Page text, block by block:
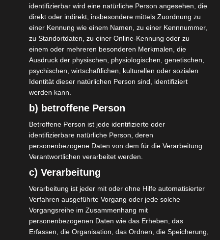
Rentenversicherung (DRV) und gesetzlichen
Unfallversicherung (GUV) als
Grundvoraussetzung vor. Wenn man dann
noch die vier Kriterien kumulativ erfüllt, ist
man unzweifelhaft selbständig. Bestehende
Selbständige können in das „neue System“
wechseln.
Klingt erstmal gut und einfach, aber der
Teufel liegt wie immer im Detail.
Die Kriterien sollen lauten:
1. die Vertragsparteien bei Vertragsschluss
übereinstimmend von einer selbständigen
Tätigkeit ausgehen,
2. die Tätigkeit typische Merkmale
unternehmerischen Handelns aufweist,
identifizierbar wird eine natürliche Person angesehen, die
direkt oder indirekt, insbesondere mittels Zuordnung zu
einer Kennung wie einem Namen, zu einer Kennnummer,
zu Standortdaten, zu einer Online-Kennung oder zu
einem oder mehreren besonderen Merkmalen, die
Ausdruck der physischen, physiologischen, genetischen,
psychischen, wirtschaftlichen, kulturellen oder sozialen
Identität dieser natürlichen Person sind, identifiziert
werden kann.
b) betroffene Person
Betroffene Person ist jede identifizierte oder
identifizierbare natürliche Person, deren
personenbezogene Daten von dem für die Verarbeitung
Verantwortlichen verarbeitet werden.
c) Verarbeitung
Verarbeitung ist jeder mit oder ohne Hilfe automatisierter
Verfahren ausgeführte Vorgang oder jede solche
Vorgangsreihe im Zusammenhang mit
personenbezogenen Daten wie das Erheben, das
Erfassen, die Organisation, das Ordnen, die Speicherung,